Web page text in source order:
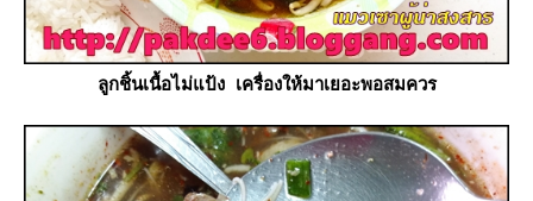
ลูกชิ้นเนื้อไม่แป้ง เครื่องให้มาเยอะพอสมควร